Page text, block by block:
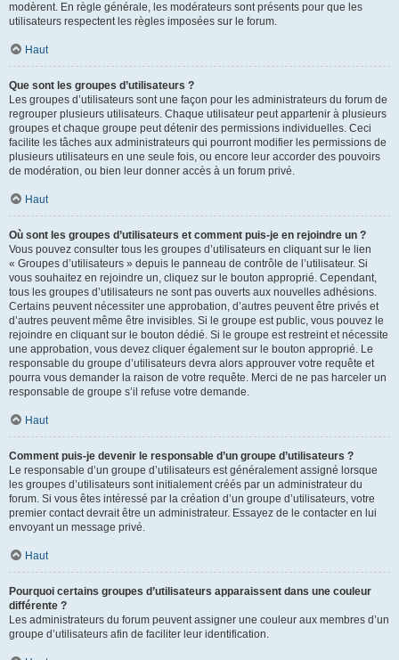
modèrent. En règle générale, les modérateurs sont présents pour que les
utilisateurs respectent les règles imposées sur le forum.
Haut
Que sont les groupes d’utilisateurs ?
Les groupes d’utilisateurs sont une façon pour les administrateurs du forum de
regrouper plusieurs utilisateurs. Chaque utilisateur peut appartenir à plusieurs
groupes et chaque groupe peut détenir des permissions individuelles. Ceci
facilite les tâches aux administrateurs qui pourront modifier les permissions de
plusieurs utilisateurs en une seule fois, ou encore leur accorder des pouvoirs
de modération, ou bien leur donner accès à un forum privé.
Haut
Où sont les groupes d’utilisateurs et comment puis-je en rejoindre un ?
Vous pouvez consulter tous les groupes d’utilisateurs en cliquant sur le lien
« Groupes d’utilisateurs » depuis le panneau de contrôle de l’utilisateur. Si
vous souhaitez en rejoindre un, cliquez sur le bouton approprié. Cependant,
tous les groupes d’utilisateurs ne sont pas ouverts aux nouvelles adhésions.
Certains peuvent nécessiter une approbation, d’autres peuvent être privés et
d’autres peuvent même être invisibles. Si le groupe est public, vous pouvez le
rejoindre en cliquant sur le bouton dédié. Si le groupe est restreint et nécessite
une approbation, vous devez cliquer également sur le bouton approprié. Le
responsable du groupe d’utilisateurs devra alors approuver votre requête et
pourra vous demander la raison de votre requête. Merci de ne pas harceler un
responsable de groupe s’il refuse votre demande.
Haut
Comment puis-je devenir le responsable d’un groupe d’utilisateurs ?
Le responsable d’un groupe d’utilisateurs est généralement assigné lorsque
les groupes d’utilisateurs sont initialement créés par un administrateur du
forum. Si vous êtes intéressé par la création d’un groupe d’utilisateurs, votre
premier contact devrait être un administrateur. Essayez de le contacter en lui
envoyant un message privé.
Haut
Pourquoi certains groupes d’utilisateurs apparaissent dans une couleur
différente ?
Les administrateurs du forum peuvent assigner une couleur aux membres d’un
groupe d’utilisateurs afin de faciliter leur identification.